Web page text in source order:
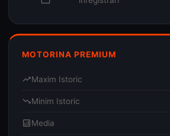
MOTORINA PREMIUM
trending_upMaxim Istoric
trending_downMinim Istoric
analyticsMedia